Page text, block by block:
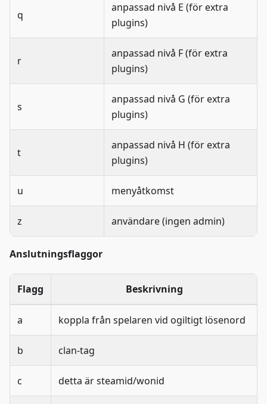
q
anpassad nivå E (för extra
plugins)
r
anpassad nivå F (för extra
plugins)
s
anpassad nivå G (för extra
plugins)
t
anpassad nivå H (för extra
plugins)
u menyåtkomst
z användare (ingen admin)
Anslutningsflaggor
Flagg Beskrivning
a koppla från spelaren vid ogiltigt lösenord
b clan-tag
c detta är steamid/wonid